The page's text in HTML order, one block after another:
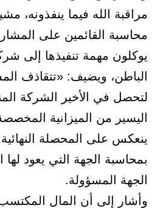
مراقبة الله فيما ينفذونه،
محاسبة القائمين على
يوكلون مهمة تنفيذها إلى
الباطن، ويضيف: «تتقاذف
لتحصل في الأخير الشركة
اليسير من الميزانية
ينعكس على المحصلة
بمحاسبة الجهة التي يعود لها
الجهة المسؤولة.
وأشار إلى أن المال المكتسب